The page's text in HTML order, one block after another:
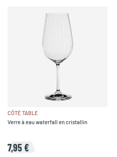
CÔTÉ TABLE
Verre à eau waterfall en cristallin
7,95 €